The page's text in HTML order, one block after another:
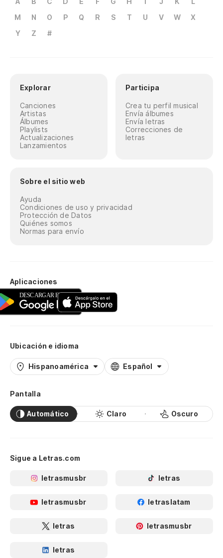
M
N O P Q R S T U V W
X
Y
Z #
Explorar
Canciones
Artistas
Álbumes
Playlists
Actualizaciones
Lanzamientos
Participa
Crea tu perfil musical
Envía álbumes
Envía letras
Correcciones de
letras
Sobre el sitio web
Ayuda
Condiciones de uso y privacidad
Protección de Datos
Quiénes somos
Normas para envío
Aplicaciones
Ubicación e idioma
Hispanoamérica Español
Pantalla
Automático Claro Oscuro
Sigue a Letras.com
letrasmusbr letras
letrasmusbr letraslatam
letras letrasmusbr
letras